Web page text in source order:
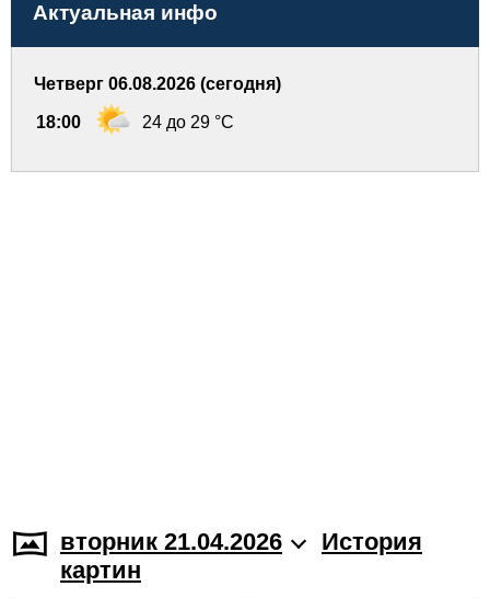
Актуальная инфо
Четверг 06.08.2026 (сегодня)
18:00 24 до 29 °C
вторник 21.04.2026
История
картин